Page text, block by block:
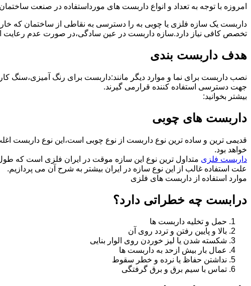
امروزه با توجه به تعداد و انواع داربست های مورداستفاده در صنعت
داربست یک سازه فلزی یا چوبی به را دسترسی به نقاطی از ساختمان که
تخصص کافی نیاز دارد.سازه داربست در عین سادگی،در صورت عدم رعایت
هدف داربست بندی
نصب داربست برای نما و موارد دیگر مانند:داربست برای رنگ آمیزی،سنگ
جهت دسترسی استفاده کننده قرارمی گیرند.
بیشتر بخوانید:
داربست های چوبی
قدیمی ترین و ساده ترین نوع داربست از نوع چوبی است،این نوع داربست
خواهد بود.
داربست فلزی متداول ترین نوع این سازه موقت در ایران فلزی است که
علت استفاده غالب از این نوع سازه در ایران بیشتر به شرح آن می پردازیم.
موارد استفاده از داربست های فلزی
درابست چه خطراتی دارد؟
حمل و تخلیه داربست ها
بالا و پایین رفتن و تردد روی آن
شکسته شدن یا لیز خوردن روی الوار بنایی
عمال بار بیش ازحد به داربست ها
نداشتن حفاظ یا نرده و خطر سقوط
تماس با سیم برق و برق گرفتگی